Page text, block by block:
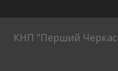
КНП "Перший